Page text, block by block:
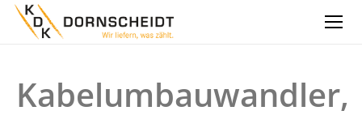
Kabelumbauwandler,